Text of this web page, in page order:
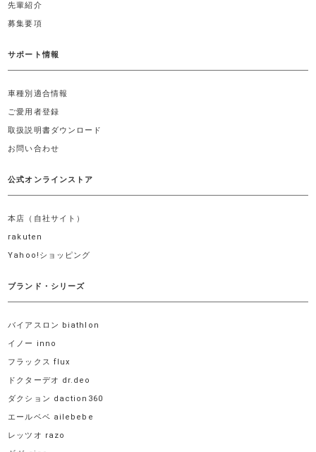
先輩紹介
募集要項
サポート情報
車種別適合情報
ご愛用者登録
取扱説明書ダウンロード
お問い合わせ
公式オンラインストア
本店（自社サイト）
rakuten
Yahoo!ショッピング
ブランド・シリーズ
バイアスロン biathlon
イノー inno
フラックス flux
ドクターデオ dr.deo
ダクション daction360
エールベベ ailebebe
レッツオ razo